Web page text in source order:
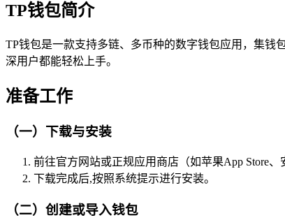
TP钱包简介
TP钱包是一款支持多链、多币种的数字钱包应用，集钱
深用户都能轻松上手。
准备工作
（一）下载与安装
前往官方网站或正规应用商店（如苹果App Store、
下载完成后,按照系统提示进行安装。
（二）创建或导入钱包